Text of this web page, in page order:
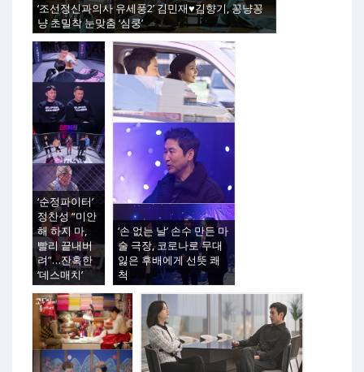
‘조선정신과의사 유세풍2’ 김민재♥김향기, 꽁냥꽁
냥 초밀착 눈맞춤 ‘심쿵’
‘순정파이터’
정찬성 “미안
해 하지 마,
빨리 끝내버
려”…잔혹한
‘데스매치’
‘손 없는 날’ 손수 만든 마
술 극장, 코로나로 무대
잃은 후배에게 선뜻 쾌
척